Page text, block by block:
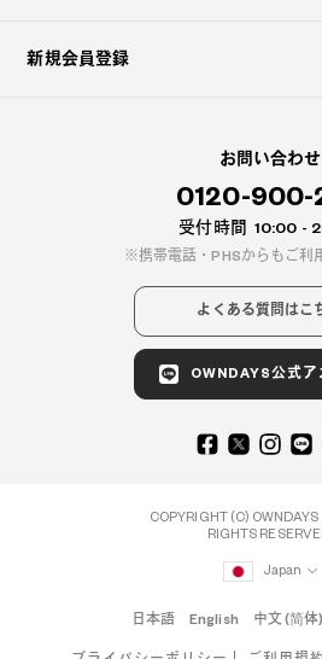
新規会員登録
お問い合わせ
0120-900-
受付時間 10:00 -
携帯電話・PHSからもご利
よくある質問はこ
OWNDAYS公式ア
COPYRIGHT (C) OWNDAYS
RIGHTS
Japan
日本語 English 中文 (简体)